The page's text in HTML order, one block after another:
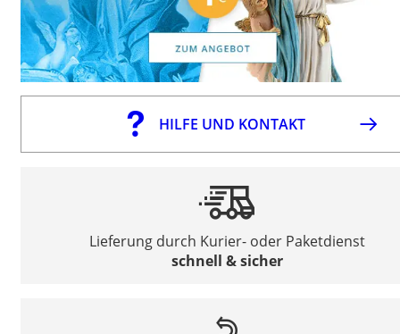
HILFE UND KONTAKT
Lieferung durch Kurier- oder Paketdienst
schnell & sicher